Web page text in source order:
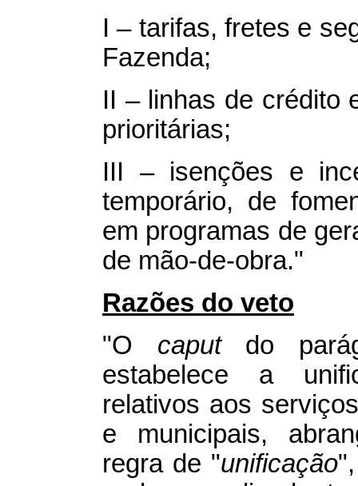
I – tarifas, fretes e
Fazenda;
II – linhas de crédito
prioritárias;
III – isenções e
temporário, de
em programas de
de mão-de-obra."
Razões do veto
"O caputdo
estabelece a
relativos aos
e municipais,
regra de "unificação